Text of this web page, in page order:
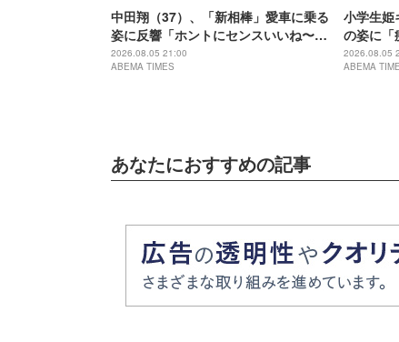
中田翔（37）、「新相棒」愛車に乗る
姿に反響「ホントにセンスいいね〜」
「何台持っているのですか？」
2026.08.05 21:00
ABEMA TIMES
小学生姫
の姿に「
とご飯食
2026.08.05
ABEMA
あなたにおすすめの記事